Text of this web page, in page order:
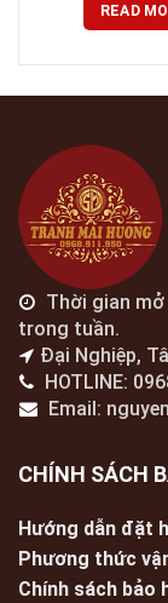
READ
Thời gian
trong tuần.
Đại Nghiệp,
HOTLINE:
Email:
CHÍNH SÁCH
Hướng dẫn đặt
Phương thức
Chính sách bảo